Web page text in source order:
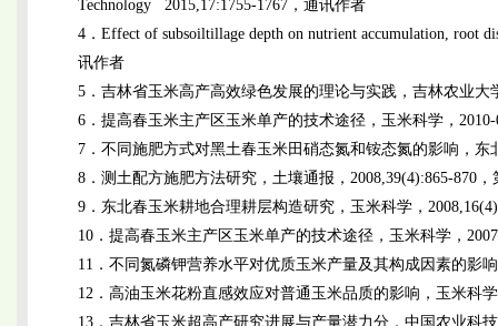
Technology 2015,17:1755-1767，通讯作者
4．Effect of subsoiltillage depth on nutrient accumulation, root
讯作者
5．吉林省玉米高产高效绿色发展的理论与实践，吉林农业大
6．提高春玉米主产区玉米单产的技术途径，玉米科学，
7．不同施肥方式对黑土春玉米田硝态氮和铵态氮的影响，
8．测土配方施肥方法研究，土壤通报，2008,39(4):865-870，
9．东北春玉米耕地合理耕层构造研究，玉米科学，
10．提高春玉米主产区玉米单产的技术途径，玉米科学，
11．不同氮磷钾营养水平对优质玉米产量及其构成因素的影
12．高油玉米花粉直感效应对普通玉米品质的影响，玉米科
13．吉林省玉米超高产研究进展与产量潜力分，中国农业科